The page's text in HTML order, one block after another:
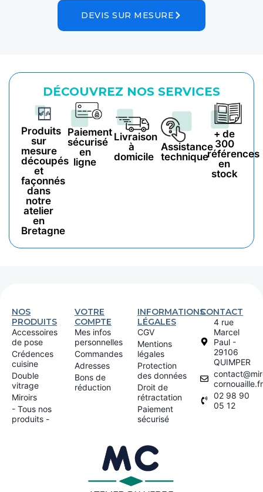
DEVIS SUR MESURE
DÉCOUVREZ NOS SERVICES
Produits
sur
mesure
découpés
et
façonnés
dans
notre
atelier
en
Bretagne
Paiement
sécurisé
en
ligne
Livraison
à
domicile
Assistance
technique
+ de
300
références
en
stock
NOS
PRODUITS
Accessoires
de pose
Crédences
cuisine
Double
vitrage
Miroirs
- Tous nos
produits -
VOTRE
COMPTE
Mes infos
personnelles
Commandes
Adresses
Bons de
réduction
INFORMATIONS
LÉGALES
CGV
Mentions
légales
Protection
des données
Droit de
rétractation
Paiement
sécurisé
CONTACT
4 rue
Marcel
Paul -
29106
QUIMPER
cornouaille.fr
02 98 90
05 12